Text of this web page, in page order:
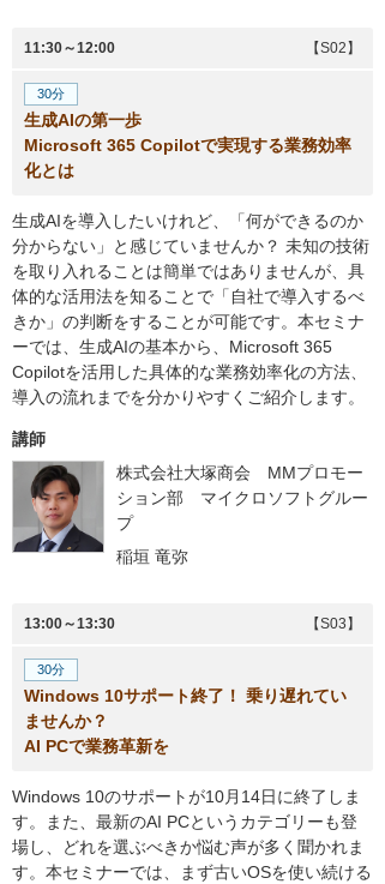
11:30～12:00 【S02】
30分
生成AIの第一歩
Microsoft 365 Copilotで実現する業務効率
化とは
生成AIを導入したいけれど、「何ができるのか
分からない」と感じていませんか？ 未知の技術
を取り入れることは簡単ではありませんが、具
体的な活用法を知ることで「自社で導入するべ
きか」の判断をすることが可能です。本セミナ
ーでは、生成AIの基本から、Microsoft 365
Copilotを活用した具体的な業務効率化の方法、
導入の流れまでを分かりやすくご紹介します。
講師
株式会社大塚商会 MMプロモー
ション部 マイクロソフトグルー
プ
稲垣 竜弥
13:00～13:30 【S03】
30分
Windows 10サポート終了！ 乗り遅れてい
ませんか？
AI PCで業務革新を
Windows 10のサポートが10月14日に終了しま
す。また、最新のAI PCというカテゴリーも登
場し、どれを選ぶべきか悩む声が多く聞かれま
す。本セミナーでは、まず古いOSを使い続ける